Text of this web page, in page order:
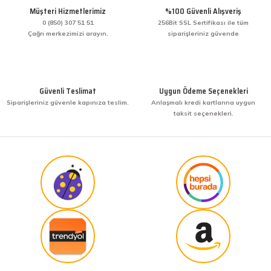
veriş yaptım. İşine sahip çıkmak ve işini hakkıyla
yapmak diye buna derim. harikasınız. paketleme,
hızlı teslimat ve güvenirlik ne derseniz var.
veriş yaptım. İşine sahip çıkmak ve işini hakkıyla
hızlı teslimat ve güvenirlik ne derseniz var.
K... G... | 09/10/2025
Uygun fiyat,kaliteli ürün
Osman Bilge | 20/06/2025
Kalın misina ile uyumlumudur
Müşteri Hizmetlerimiz
0 (850) 307 51 51
Çağrı merkezimizi arayın.
%100 Güvenli Alışveriş
256Bit SSL Sertifikası ile tüm
siparişleriniz güvende
Güvenli Teslimat
Siparişleriniz güvenle kapınıza teslim.
Uygun Ödeme Seçenekleri
Anlaşmalı kredi kartlarına uygun
taksit seçenekleri.